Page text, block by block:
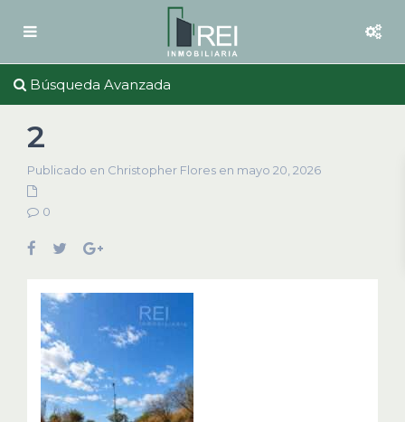
Búsqueda Avanzada
2
Publicado en Christopher Flores en mayo 20, 2026
0